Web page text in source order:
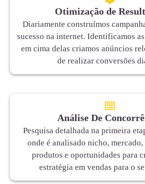
Otimização de
Diariamente construímos
sucesso na internet. Identificamos
em cima delas criamos anúncios
de realizar conversões
Análise De
Pesquisa detalhada na primeira
onde é analisado nicho,
produtos e oportunidades para
estratégia em vendas para o